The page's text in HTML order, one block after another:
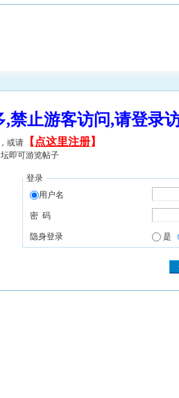
,禁止游客访问,请登
或请 【 点这里注册】
即可游览帖子
登录
用户名
密 码
隐身登录 是